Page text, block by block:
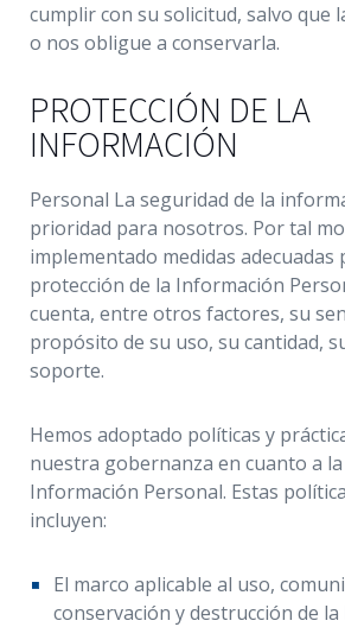
cumplir con su solicitud, salvo que
o nos obligue a conservarla.
PROTECCIÓN DE LA
INFORMACIÓN
Personal La seguridad de la
prioridad para nosotros. Por tal
implementado medidas adecuadas
protección de la Información
cuenta, entre otros factores, su
propósito de su uso, su cantidad,
soporte.
Hemos adoptado políticas y
nuestra gobernanza en cuanto a
Información Personal. Estas
incluyen:
El marco aplicable al uso,
conservación y destrucción de